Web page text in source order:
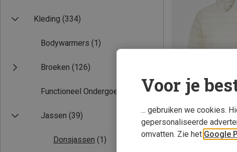
Kleding (334)
Bodywarmers (1)
Broeken (126)
Functioneel Ondergoed
Jassen (39)
Donsjassen (1)
Voor je
... gebruiken we cookies.
gepersonaliseerde
omvatten. Zie het Google